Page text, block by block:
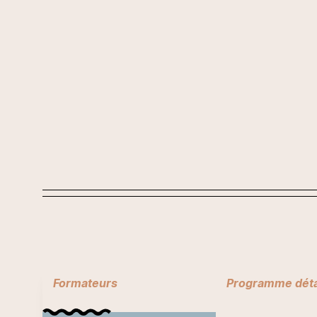
Formateurs Programme